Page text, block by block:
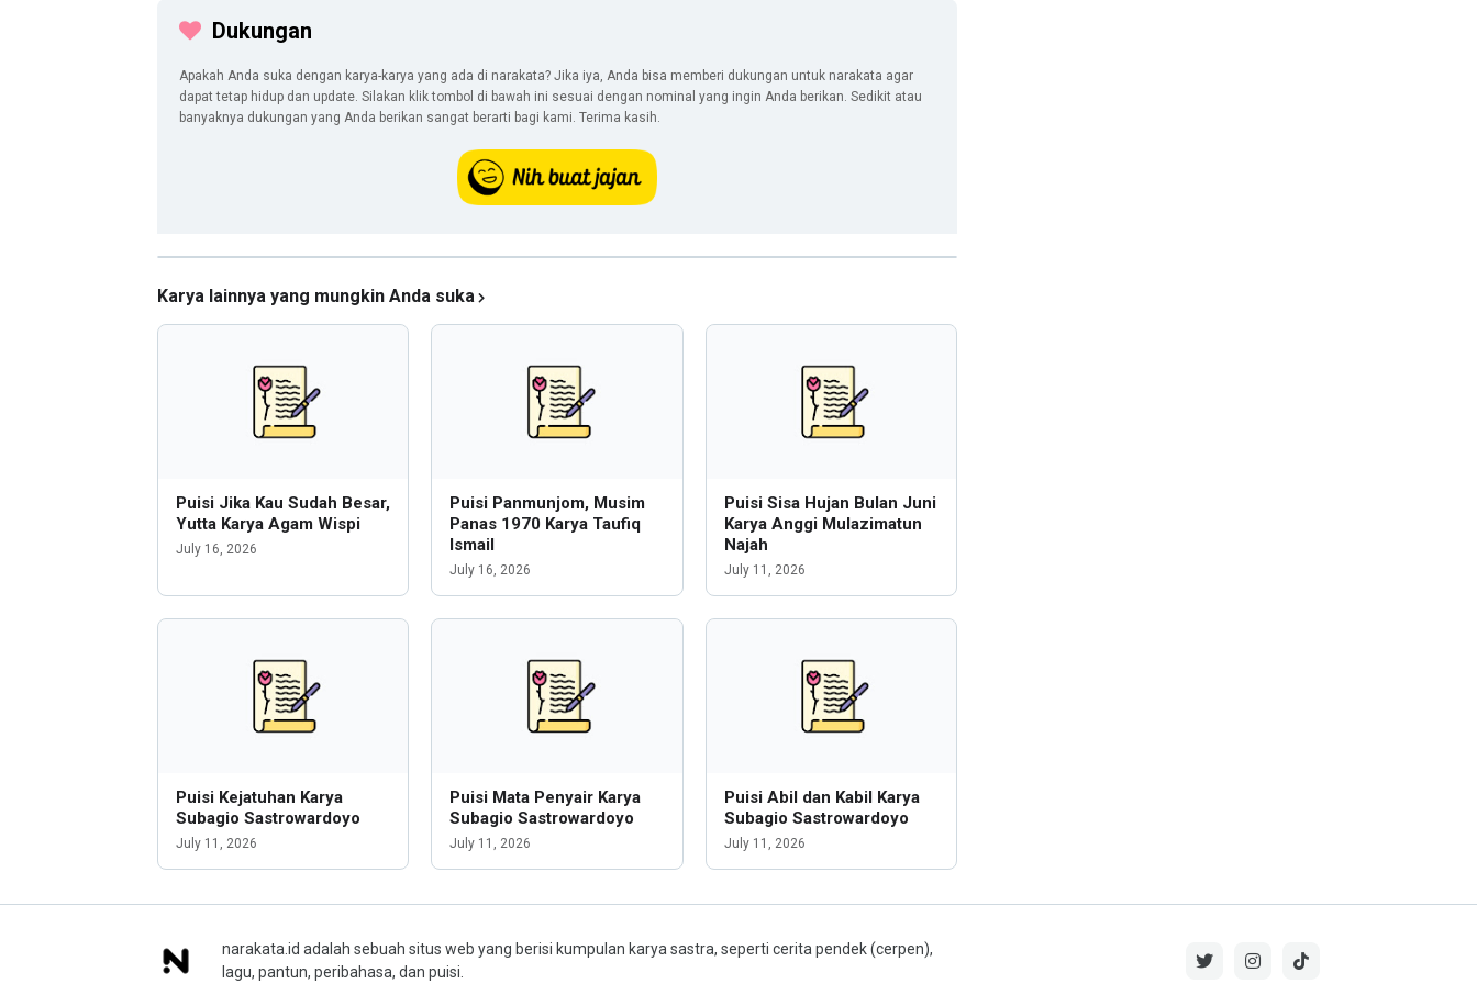
Dukungan
Apakah Anda suka dengan karya-karya yang ada di narakata? Jika iya, Anda bisa memberi dukungan untuk narakata agar
dapat tetap hidup dan update. Silakan klik tombol di bawah ini sesuai dengan nominal yang ingin Anda berikan. Sedikit atau
banyaknya dukungan yang Anda berikan sangat berarti bagi kami. Terima kasih.
Karya lainnya yang mungkin Anda suka
Puisi Jika Kau Sudah Besar,
Yutta Karya Agam Wispi
July 16, 2026
Puisi Panmunjom, Musim
Panas 1970 Karya Taufiq
Ismail
July 16, 2026
Puisi Sisa Hujan Bulan Juni
Karya Anggi Mulazimatun
Najah
July 11, 2026
Puisi Kejatuhan Karya
Subagio Sastrowardoyo
July 11, 2026
Puisi Mata Penyair Karya
Subagio Sastrowardoyo
July 11, 2026
Puisi Abil dan Kabil Karya
Subagio Sastrowardoyo
July 11, 2026
narakata.id adalah sebuah situs web yang berisi kumpulan karya sastra, seperti cerita pendek (cerpen),
lagu, pantun, peribahasa, dan puisi.